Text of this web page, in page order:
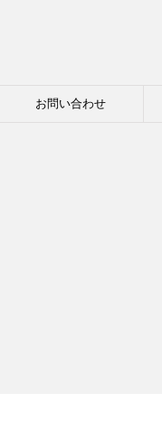
お問い合わせ